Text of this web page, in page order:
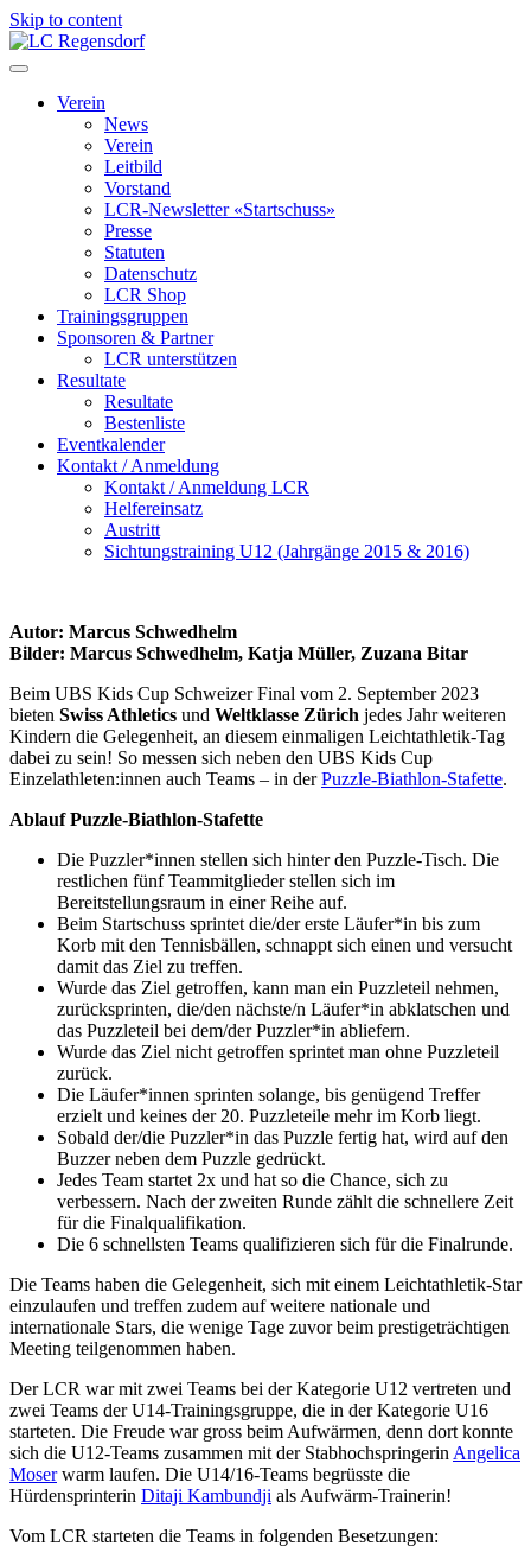
Skip to content
LC Regensdorf
Verein
News
Verein
Leitbild
Vorstand
LCR-Newsletter «Startschuss»
Presse
Statuten
Datenschutz
LCR Shop
Trainingsgruppen
Sponsoren & Partner
LCR unterstützen
Resultate
Resultate
Bestenliste
Eventkalender
Kontakt / Anmeldung
Kontakt / Anmeldung LCR
Helfereinsatz
Austritt
Sichtungstraining U12 (Jahrgänge 2015 & 2016)
Autor: Marcus Schwedhelm
Bilder: Marcus Schwedhelm, Katja Müller, Zuzana Bitar
Beim UBS Kids Cup Schweizer Final vom 2. September 2023
bieten Swiss Athletics und Weltklasse Zürich jedes Jahr weiteren
Kindern die Gelegenheit, an diesem einmaligen Leichtathletik-Tag
dabei zu sein! So messen sich neben den UBS Kids Cup
Einzelathleten:innen auch Teams – in derPuzzle-Biathlon-Stafette.
Ablauf Puzzle-Biathlon-Stafette
Die Puzzler*innen stellen sich hinter den Puzzle-Tisch. Die
restlichen fünf Teammitglieder stellen sich im
Bereitstellungsraum in einer Reihe auf.
Beim Startschuss sprintet die/der erste Läufer*in bis zum
Korb mit den Tennisbällen, schnappt sich einen und versucht
damit das Ziel zu treffen.
Wurde das Ziel getroffen, kann man ein Puzzleteil nehmen,
zurücksprinten, die/den nächste/n Läufer*in abklatschen und
das Puzzleteil bei dem/der Puzzler*in abliefern.
Wurde das Ziel nicht getroffen sprintet man ohne Puzzleteil
zurück.
Die Läufer*innen sprinten solange, bis genügend Treffer
erzielt und keines der 20. Puzzleteile mehr im Korb liegt.
Sobald der/die Puzzler*in das Puzzle fertig hat, wird auf den
Buzzer neben dem Puzzle gedrückt.
Jedes Team startet 2x und hat so die Chance, sich zu
verbessern. Nach der zweiten Runde zählt die schnellere Zeit
für die Finalqualifikation.
Die 6 schnellsten Teams qualifizieren sich für die Finalrunde.
Die Teams haben die Gelegenheit, sich mit einem Leichtathletik-Star
einzulaufen und treffen zudem auf weitere nationale und
internationale Stars, die wenige Tage zuvor beim prestigeträchtigen
Meeting teilgenommen haben.
Der LCR war mit zwei Teams bei der Kategorie U12 vertreten und
zwei Teams der U14-Trainingsgruppe, die in der Kategorie U16
starteten. Die Freude war gross beim Aufwärmen, denn dort konnte
sich die U12-Teams zusammen mit der Stabhochspringerin Angelica
Moserwarm laufen. Die U14/16-Teams begrüsste die
Hürdensprinterin Ditaji Kambundji als Aufwärm-Trainerin!
Vom LCR starteten die Teams in folgenden Besetzungen: